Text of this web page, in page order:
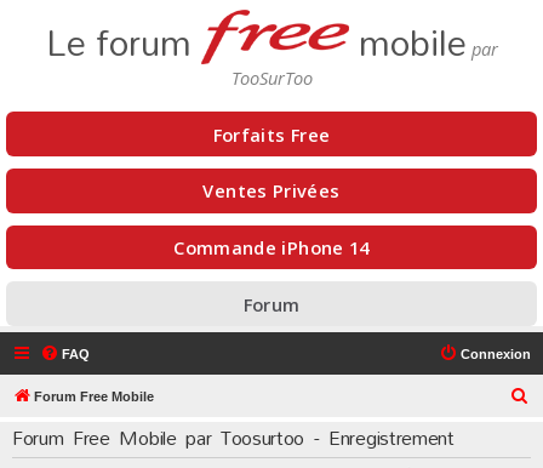
Le forum mobile
Forfaits Free
Ventes Privées
Commande iPhone 14
Forum
FAQ Connexion
Forum Free Mobile
Forum Free Mobile par Toosurtoo - Enregistrement